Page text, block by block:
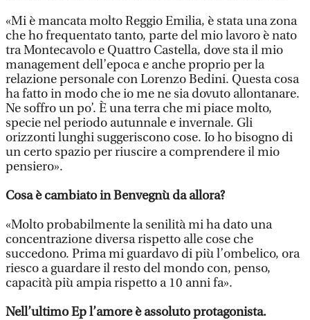
«Mi è mancata molto Reggio Emilia, è stata una zona
che ho frequentato tanto, parte del mio lavoro è nato
tra Montecavolo e Quattro Castella, dove sta il mio
management dell’epoca e anche proprio per la
relazione personale con Lorenzo Bedini. Questa cosa
ha fatto in modo che io me ne sia dovuto allontanare.
Ne soffro un po’. È una terra che mi piace molto,
specie nel periodo autunnale e invernale. Gli
orizzonti lunghi suggeriscono cose. Io ho bisogno di
un certo spazio per riuscire a comprendere il mio
pensiero».
Cosa è cambiato in Benvegnù da allora?
«Molto probabilmente la senilità mi ha dato una
concentrazione diversa rispetto alle cose che
succedono. Prima mi guardavo di più l’ombelico, ora
riesco a guardare il resto del mondo con, penso,
capacità più ampia rispetto a 10 anni fa».
Nell’ultimo Ep l’amore è assoluto protagonista.